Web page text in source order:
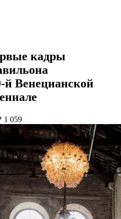
кадры
й Венецианской
1 059